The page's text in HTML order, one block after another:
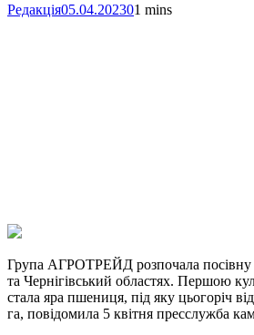
Редакція05.04.202301 mins
Link
Print
Група АГРОТРЕЙД розпочала
та Чернігівський областях. Першою
стала яра пшениця, під яку цьогоріч
га, повідомила 5 квітня пресслужба